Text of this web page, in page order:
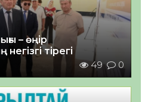
– өңір
тірегі
49 0